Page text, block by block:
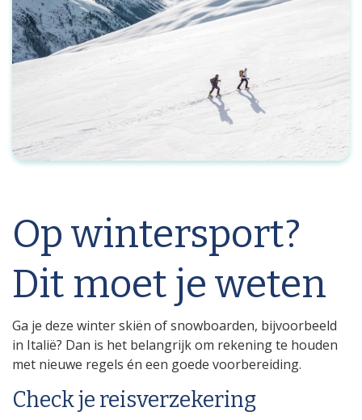
Op wintersport?
Dit moet je weten
Ga je deze winter skiën of snowboarden, bijvoorbeeld
in Italië? Dan is het belangrijk om rekening te houden
met nieuwe regels én een goede voorbereiding.
Check je reisverzekering